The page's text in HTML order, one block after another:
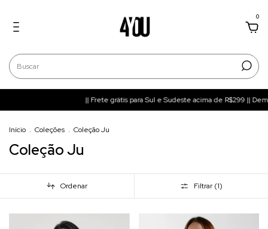
0
|| Frete grátis para Sul e Sudeste acima de R$299 || Demais regiões
Início . Coleções . Coleção Ju
Coleção Ju
Ordenar Filtrar (1)